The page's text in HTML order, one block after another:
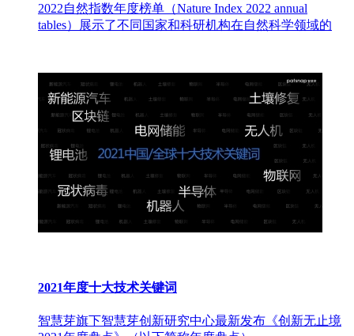
2022自然指数年度榜单（Nature Index 2022 annual
tables）展示了不同国家和科研机构在自然科学领域的
2021年度十大技术关键词
智慧芽旗下智慧芽创新研究中心最新发布《创新无止境